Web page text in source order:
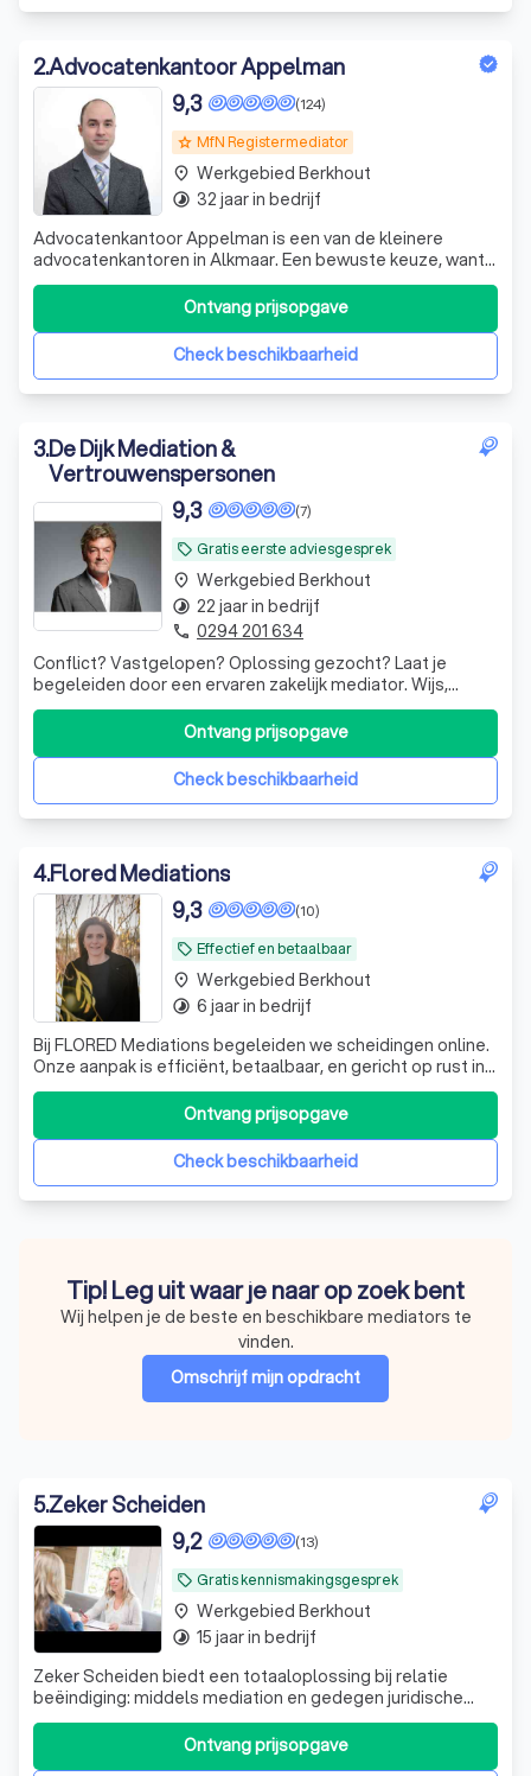
2.Advocatenkantoor Appelman
grade MfN Registermediator
(124)
9,3
Advocatenkantoor Appelman is een van de kleinere
advocatenkantoren in Alkmaar. Een bewuste keuze, want
zo bieden wij – naast de kwaliteit van een groot kantoor –
ook de voordelen van een kleine organisatie. Wij kennen
onze cliënten, zijn flexibel en kunnen de kosten laag
houden. Doordat wij een kleiCheck beschikbaarheid
Ontvang prijsopgave
place Werkgebied Berkhout
timelapse 32 jaar in bedrijf
3.De Dijk Mediation &
Vertrouwenspersonen
local_offer Gratis eerste adviesgesprek
(7)
9,3
Conflict? Vastgelopen? Oplossing gezocht? Laat je
begeleiden door een ervaren zakelijk mediator. Wijs,
vakkundig, hoog niveau.
Check beschikbaarheid
Ontvang prijsopgave
place Werkgebied Berkhout
timelapse 22 jaar in bedrijf
phone 0294 201 634
4.Flored Mediations
local_offer Effectief en betaalbaar
(10)
9,3
Bij FLORED Mediations begeleiden we scheidingen online.
Onze aanpak is efficiënt, betaalbaar, en gericht op rust in
een emotionele periode. Ook werken we via de RvRvoor
gesubsideieerde bijstand
Check beschikbaarheid
Ontvang prijsopgave
place Werkgebied Berkhout
timelapse 6 jaar in bedrijf
Tip! Leg uit waar je naar op zoek bent
Wij helpen je de beste en beschikbare mediators te
vinden.
Omschrijf mijn opdracht
5.Zeker Scheiden
local_offer Gratis kennismakingsgesprek
(13)
9,2
Zeker Scheiden biedt een totaaloplossing bij relatie
beëindiging: middels mediation en gedegen juridische
kennis naar een complete afronding van de scheiding of
ontbinding van samenleving.Ontvang prijsopgave
place Werkgebied Berkhout
timelapse 15 jaar in bedrijf